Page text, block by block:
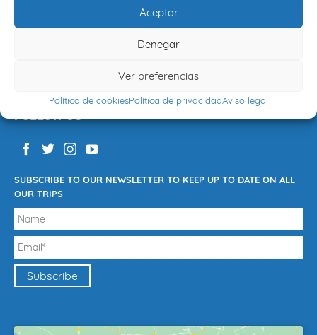
Aceptar
Denegar
Ver preferencias
Política de cookiesPolítica de privacidadAviso legal
Términos y condiciones
FOLLOW US
SUBSCRIBE TO OUR NEWSLETTER TO KEEP UP TO DATE ON ALL
OUR TRIPS